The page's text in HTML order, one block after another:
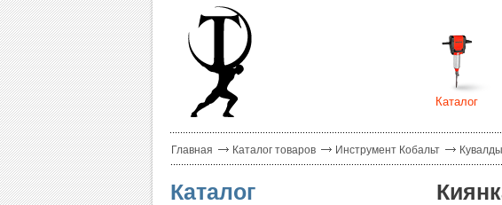
Каталог
Главная Каталог товаров Инструмент Кобальт
Каталог